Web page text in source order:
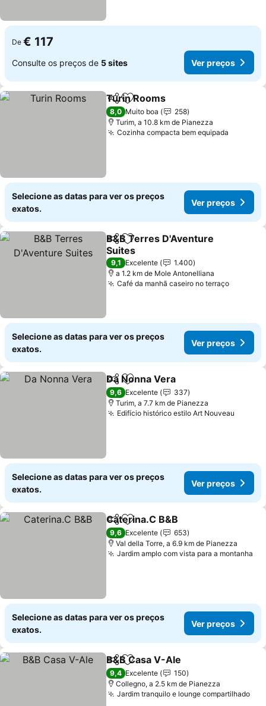
De € 117
Consulte os preços de 5 sites Ver preços
PartilharAdicionar aos favoritos
Turin Rooms
8,0 Muito boa
258
Turim, a 10.8 km de Pianezza
Cozinha compacta bem equipada
Selecione as datas para ver os preços
exatos.
Ver preços
PartilharAdicionar aos favoritos
B&B Terres D'Aventure
Suites
9,1 Excelente
1.400
a 1.2 km de Mole Antonelliana
Café da manhã caseiro no terraço
Selecione as datas para ver os preços
exatos.
Ver preços
PartilharAdicionar aos favoritos
Da Nonna Vera
9,6 Excelente
337
Turim, a 7.7 km de Pianezza
Edifício histórico estilo Art Nouveau
Selecione as datas para ver os preços
exatos.
Ver preços
PartilharAdicionar aos favoritos
Caterina.C B&B
9,6 Excelente
653
Val della Torre, a 6.9 km de Pianezza
Jardim amplo com vista para a montanha
Selecione as datas para ver os preços
exatos.
Ver preços
PartilharAdicionar aos favoritos
B&B Casa V-Ale
9,4 Excelente
150
Collegno, a 2.5 km de Pianezza
Jardim tranquilo e lounge compartilhado